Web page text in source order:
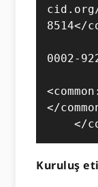
cid.org/
8514</
0002-
</
Kuruluş